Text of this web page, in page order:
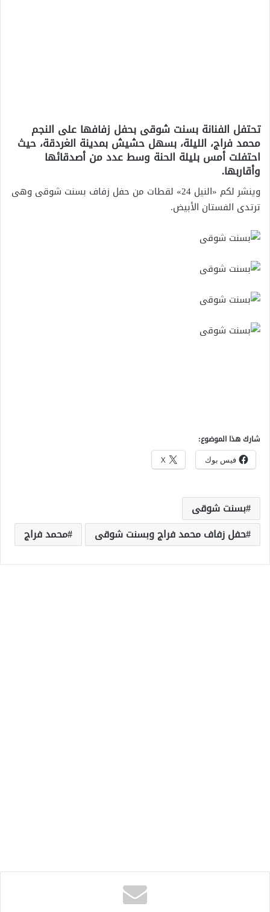
تحتفل الفنانة بسنت شوقى بحفل زفافها على النجم
محمد فراج، الليلة، بسهل حشيش بمدينة الغردقة، حيث
احتفلت أمس بليلة الحنة وسط عدد من أصدقائها
وأقاربها.
وينشر لكم «النيل 24» لقطات من حفل زفاف بسنت شوقى وهى
ترتدى الفستان الأبيض.
شارك هذا الموضوع:
فيس بوك X
بسنت شوقى
حفل زفاف محمد فراج وبسنت شوقى
محمد فراج